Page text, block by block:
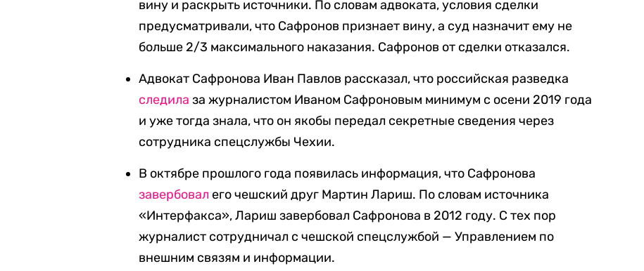
вину и раскрыть источники. По словам адвоката, условия сделки
предусматривали, что Сафронов признает вину, а суд назначит ему не
больше 2/3 максимального наказания. Сафронов от сделки отказался.
Адвокат Сафронова Иван Павлов рассказал, что российская разведка
следила за журналистом Иваном Сафроновым минимум с осени 2019 года
и уже тогда знала, что он якобы передал секретные сведения через
сотрудника спецслужбы Чехии.
В октябре прошлого года появилась информация, что Сафронова
завербовал его чешский друг Мартин Лариш. По словам источника
«Интерфакса», Лариш завербовал Сафронова в 2012 году. С тех пор
журналист сотрудничал с чешской спецслужбой — Управлением по
внешним связям и информации.